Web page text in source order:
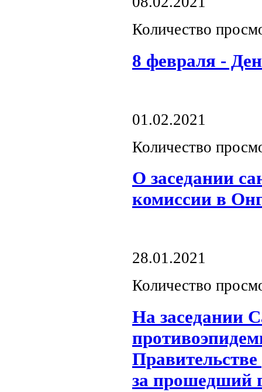
Количество
8 февраля -
01.02.2021
Количество
О заседании
комиссии в
28.01.2021
Количество
На заседании
за прошедший